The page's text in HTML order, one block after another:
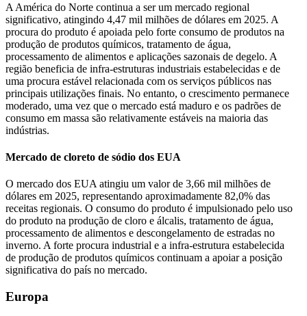
A América do Norte continua a ser um mercado regional
significativo, atingindo 4,47 mil milhões de dólares em 2025. A
procura do produto é apoiada pelo forte consumo de produtos na
produção de produtos químicos, tratamento de água,
processamento de alimentos e aplicações sazonais de degelo. A
região beneficia de infra-estruturas industriais estabelecidas e de
uma procura estável relacionada com os serviços públicos nas
principais utilizações finais. No entanto, o crescimento permanece
moderado, uma vez que o mercado está maduro e os padrões de
consumo em massa são relativamente estáveis ​​na maioria das
indústrias.
Mercado de cloreto de sódio dos EUA
O mercado dos EUA atingiu um valor de 3,66 mil milhões de
dólares em 2025, representando aproximadamente 82,0% das
receitas regionais. O consumo do produto é impulsionado pelo uso
do produto na produção de cloro e álcalis, tratamento de água,
processamento de alimentos e descongelamento de estradas no
inverno. A forte procura industrial e a infra-estrutura estabelecida
de produção de produtos químicos continuam a apoiar a posição
significativa do país no mercado.
Europa